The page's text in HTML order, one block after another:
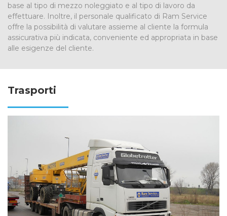
base al tipo di mezzo noleggiato e al tipo di lavoro da
effettuare. Inoltre, il personale qualificato di Ram Service
offre la possibilità di valutare assieme al cliente la formula
assicurativa più indicata, conveniente ed appropriata in base
alle esigenze del cliente.
Trasporti